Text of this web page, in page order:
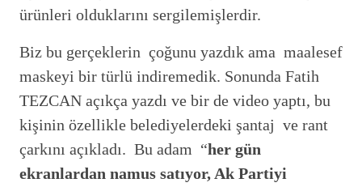
ürünleri olduklarını sergilemişlerdir.
Biz bu gerçeklerin çoğunu yazdık ama maalesef
maskeyi bir türlü indiremedik. Sonunda Fatih
TEZCAN açıkça yazdı ve bir de video yaptı, bu
kişinin özellikle belediyelerdeki şantaj ve rant
çarkını açıkladı. Bu adam “her gün
ekranlardan namus satıyor, Ak Partiyi